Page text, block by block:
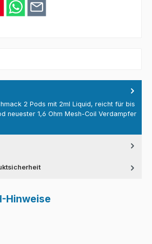
2 Pods mit 2ml Liquid, reicht für bis
neuester 1,6 Ohm Mesh-Coil Verdampfer
Hinweise